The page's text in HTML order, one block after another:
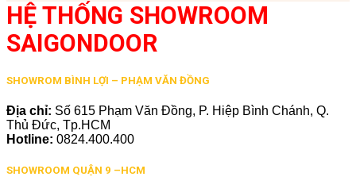
HỆ THỐNG SHOWROOM
SAIGONDOOR
SHOWROM BÌNH LỢI – PHẠM VĂN ĐỒNG
Địa chỉ: Số 615 Phạm Văn Đồng, P. Hiệp Bình Chánh, Q.
Thủ Đức, Tp.HCM
Hotline: 0824.400.400
SHOWROOM QUẬN 9 –HCM